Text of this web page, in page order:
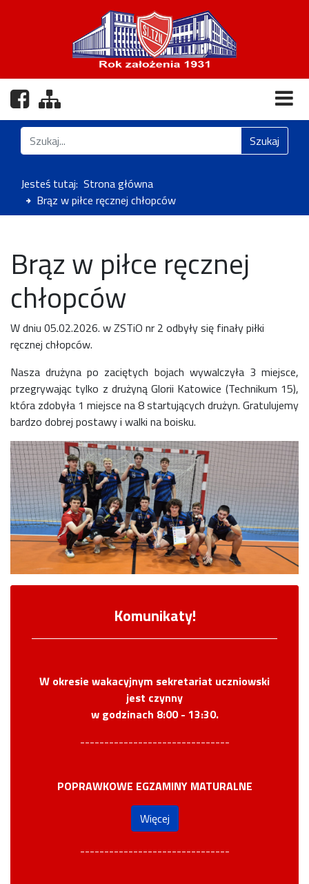
Nasz profil na Facebooku
Jesteś tutaj: Strona główna
Brąz w piłce ręcznej chłopców
Znajdź na stronie Szukaj
Brąz w piłce ręcznej
chłopców
W dniu 05.02.2026. w ZSTiO nr 2 odbyły się finały piłki
ręcznej chłopców.
Nasza drużyna po zaciętych bojach wywalczyła 3 miejsce,
przegrywając tylko z drużyną Glorii Katowice (Technikum 15),
która zdobyła 1 miejsce na 8 startujących drużyn. Gratulujemy
bardzo dobrej postawy i walki na boisku.
Komunikaty!
W okresie wakacyjnym sekretariat uczniowski
jest czynny
w godzinach 8:00 - 13:30.
-------------------------------
POPRAWKOWE EGZAMINY MATURALNE
Więcej
-------------------------------